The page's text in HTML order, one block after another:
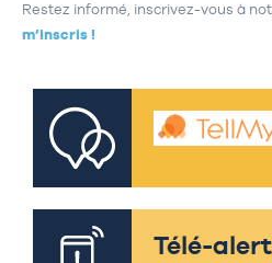
Restez informé, inscrivez-vous à
m’inscris !
Télé-